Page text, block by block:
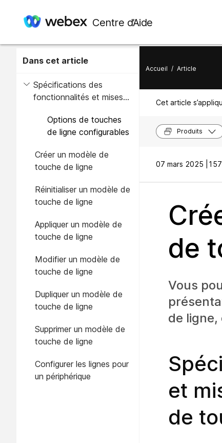
Centre d’Aide
Dans cet article
Spécifications des
fonctionnalités et mises
de touches de ligne
Options de touches
de ligne configurables
Créer un modèle de
touche de ligne
Réinitialiser un modèle de
touche de ligne
Appliquer un modèle de
touche de ligne
Modifier un modèle de
touche de ligne
Dupliquer un modèle de
touche de ligne
Supprimer un modèle de
touche de ligne
Configurer les lignes pour
un périphérique
Accueil / Article
Cet article
Produits
07 mars 2025 |
de
Vous
de
et
de